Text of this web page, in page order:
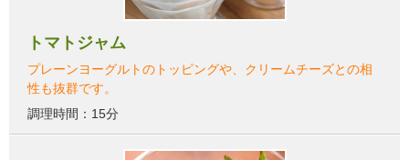
トマトジャム
プレーンヨーグルトのトッピングや、クリームチーズとの相
性も抜群です。
調理時間：15分